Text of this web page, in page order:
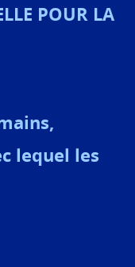
POUR LA
lequel les